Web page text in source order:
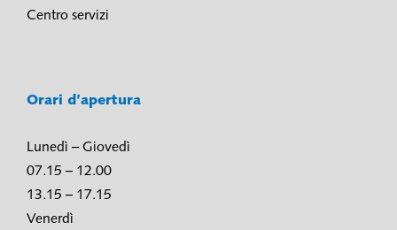
Centro servizi
Orari d’apertura
Lunedì – Giovedì
07.15 – 12.00
13.15 – 17.15
Venerdì